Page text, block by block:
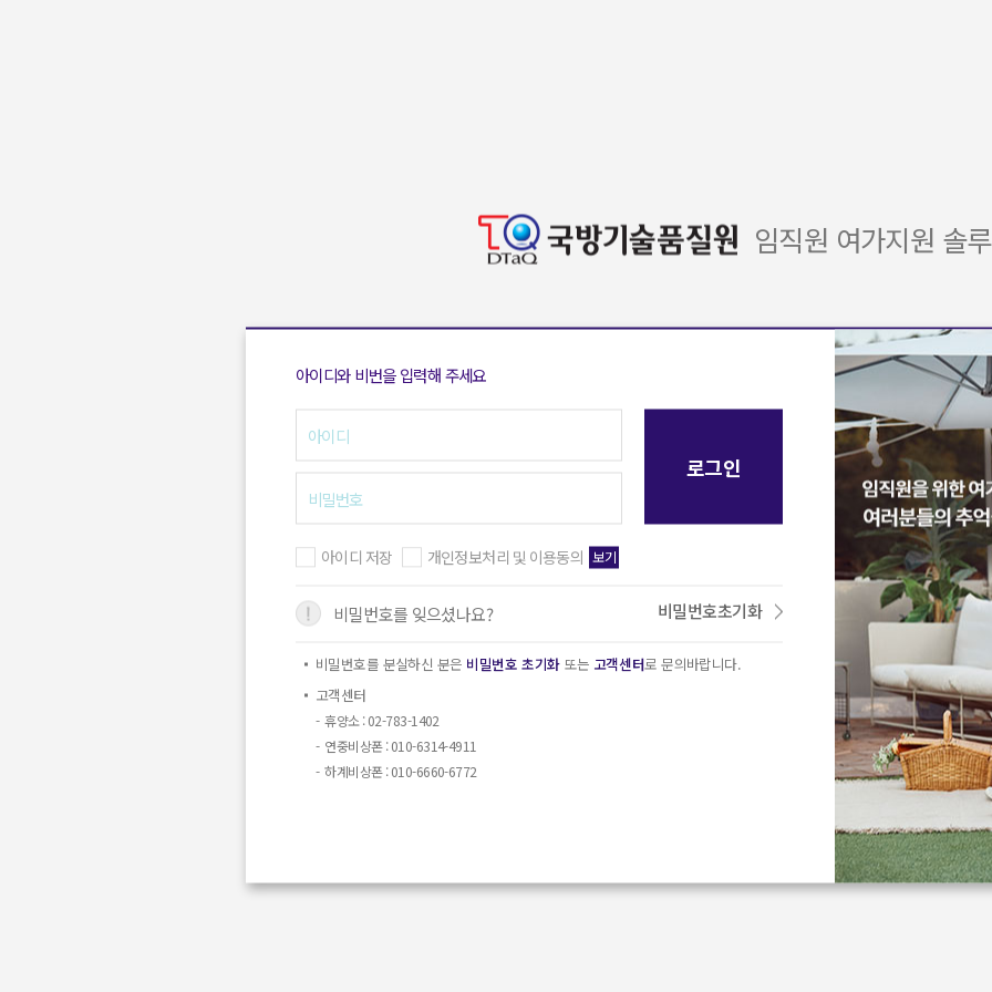
임직원 여가지원 솔
아이디와 비번을 입력해 주세요
아이디 저장 개인정보처리 및 이용동의 보기
비밀번호를 잊으셨나요? 비밀번호초기화
비밀번호를 분실하신 분은 비밀번호 초기화 또는 고객센터로 문의바랍니다.
고객센터
휴양소 : 02-783-1402
연중비상폰 : 010-6314-4911
하계비상폰 : 010-6660-6772